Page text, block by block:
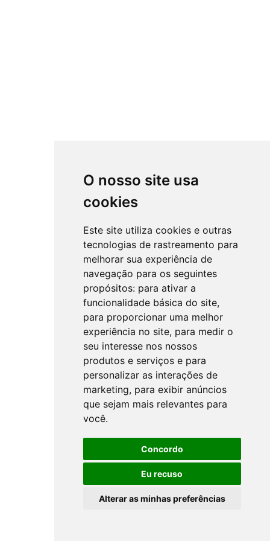
O nosso site usa
cookies
Este site utiliza cookies e outras
tecnologias de rastreamento para
melhorar sua experiência de
navegação para os seguintes
propósitos: para ativar a
funcionalidade básica do site,
para proporcionar uma melhor
experiência no site, para medir o
seu interesse nos nossos
produtos e serviços e para
personalizar as interações de
marketing, para exibir anúncios
que sejam mais relevantes para
você.
Concordo
Eu recuso
Alterar as minhas preferências